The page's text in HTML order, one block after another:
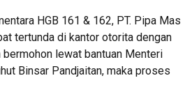
HGB 161 & 162, PT. Pipa Mas
tertunda di kantor otorita dengan
lewat bantuan Menteri
Binsar Pandjaitan, maka proses